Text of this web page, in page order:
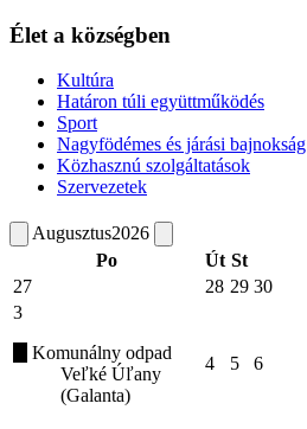
Élet a községben
Kultúra
Határon túli együttműködés
Sport
Nagyfödémes és járási bajnokság
Közhasznú szolgáltatások
Szervezetek
Augusztus2026
Po
Út St
27
28 29 30
3
Komunálny odpad
Veľké Úľany
(Galanta)
4 5 6